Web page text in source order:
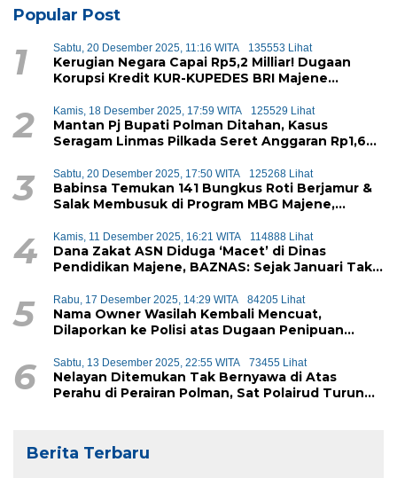
Popular Post
1 Sabtu, 20 Desember 2025, 11:16 WITA 135553 Lihat
Kerugian Negara Capai Rp5,2 Milliar! Dugaan
Korupsi Kredit KUR-KUPEDES BRI Majene
2 Kamis, 18 Desember 2025, 17:59 WITA 125529 Lihat
Mantan Pj Bupati Polman Ditahan, Kasus
Seragam Linmas Pilkada Seret Anggaran Rp1,6
3 Sabtu, 20 Desember 2025, 17:50 WITA 125268 Lihat
Babinsa Temukan 141 Bungkus Roti Berjamur &
Salak Membusuk di Program MBG Majene,
4 Kamis, 11 Desember 2025, 16:21 WITA 114888 Lihat
Dana Zakat ASN Diduga ‘Macet’ di Dinas
Pendidikan Majene, BAZNAS: Sejak Januari Tak
5 Rabu, 17 Desember 2025, 14:29 WITA 84205 Lihat
Nama Owner Wasilah Kembali Mencuat,
Dilaporkan ke Polisi atas Dugaan Penipuan
6 Sabtu, 13 Desember 2025, 22:55 WITA 73455 Lihat
Nelayan Ditemukan Tak Bernyawa di Atas
Perahu di Perairan Polman, Sat Polairud Turun
Berita Terbaru